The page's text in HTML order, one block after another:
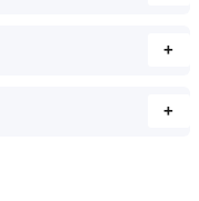
+
+